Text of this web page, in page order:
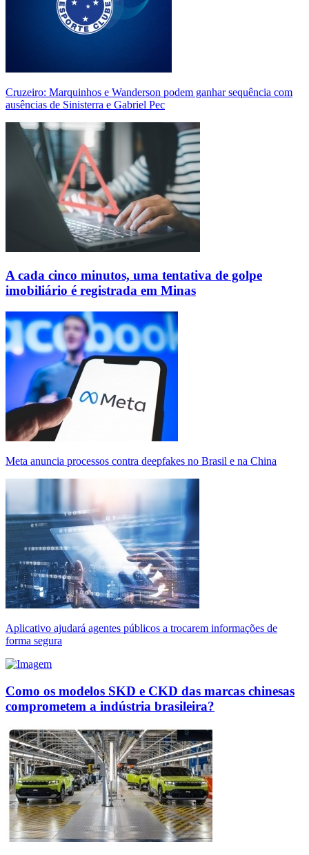
Cruzeiro: Marquinhos e Wanderson podem ganhar sequência com
ausências de Sinisterra e Gabriel Pec
A cada cinco minutos, uma tentativa de golpe
imobiliário é registrada em Minas
Meta anuncia processos contra deepfakes no Brasil e na China
Aplicativo ajudará agentes públicos a trocarem informações de
forma segura
Como os modelos SKD e CKD das marcas chinesas
comprometem a indústria brasileira?